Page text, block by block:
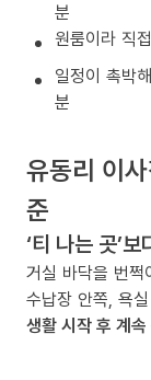
분
원룸이라 직
일정이 촉박
분
유동리 이
준
‘티 나는 곳’
거실 바닥을 번
수납장 안쪽, 욕
생활 시작 후 계